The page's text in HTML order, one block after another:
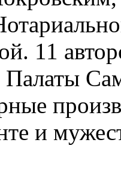
11
и